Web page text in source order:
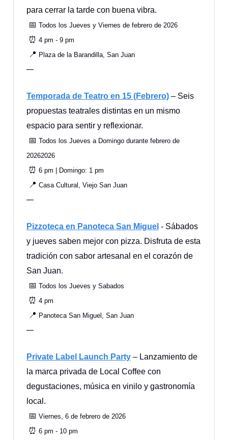
para cerrar la tarde con buena vibra.
📅 Todos los Jueves y Viernes de febrero de 2026
⏰ 4 pm - 9 pm
📍 Plaza de la Barandilla, San Juan
—
Temporada de Teatro en 15 (Febrero) – Seis
propuestas teatrales distintas en un mismo
espacio para sentir y reflexionar.
📅 Todos los Jueves a Domingo durante febrero de
20262026
⏰ 6 pm | Domingo: 1 pm
📍 Casa Cultural, Viejo San Juan
—
Pizzoteca en Panoteca San Miguel - Sábados
y jueves saben mejor con pizza. Disfruta de esta
tradición con sabor artesanal en el corazón de
San Juan.
📅 Todos los Jueves y Sabados
⏰ 4 pm
📍 Panoteca San Miguel, San Juan
—
Private Label Launch Party – Lanzamiento de
la marca privada de Local Coffee con
degustaciones, música en vinilo y gastronomía
local.
📅 Viernes, 6 de febrero de 2026
⏰ 6 pm - 10 pm